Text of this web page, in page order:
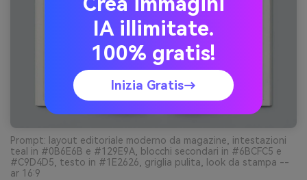
Prompt: layout editoriale moderno da magazine, intestazioni
teal in #0B6E6B e #129E9A, blocchi secondari in #6BCFC5 e
#C9D4D5, testo in #1E2626, griglia pulita, look da stampa --
ar 16:9
IA illimitate.
100% gratis!
Inizia Gratis→